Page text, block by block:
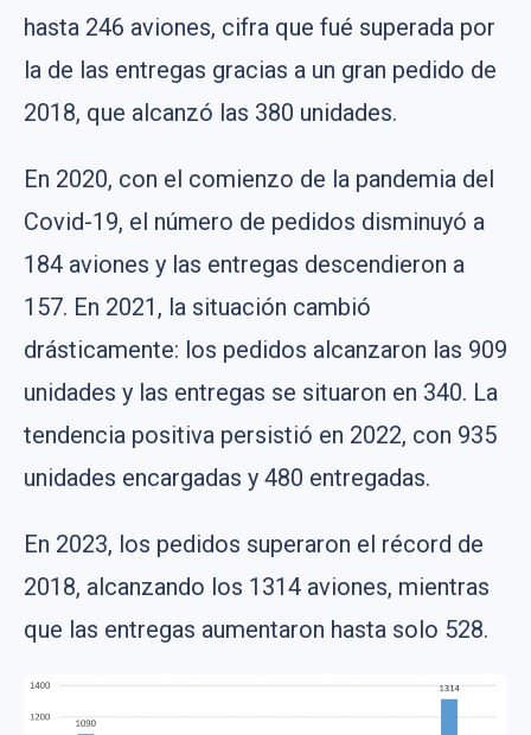
hasta 246 aviones, cifra que fué superada por
la de las entregas gracias a un gran pedido de
2018, que alcanzó las 380 unidades.
En 2020, con el comienzo de la pandemia del
Covid-19, el número de pedidos disminuyó a
184 aviones y las entregas descendieron a
157. En 2021, la situación cambió
drásticamente: los pedidos alcanzaron las 909
unidades y las entregas se situaron en 340. La
tendencia positiva persistió en 2022, con 935
unidades encargadas y 480 entregadas.
En 2023, los pedidos superaron el récord de
2018, alcanzando los 1314 aviones, mientras
que las entregas aumentaron hasta solo 528.